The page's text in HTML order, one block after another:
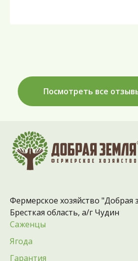
Посмотреть все
Фермерское хозяйство "Добрая
Бресткая область, а/г Чудин
Саженцы
Ягода
Гарантия